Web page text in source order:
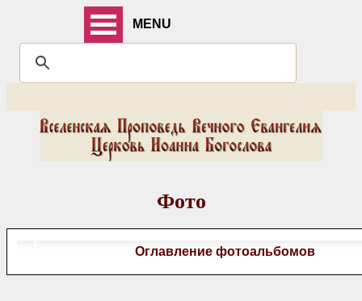
MENU
Фото
Оглавление фотоальбомов